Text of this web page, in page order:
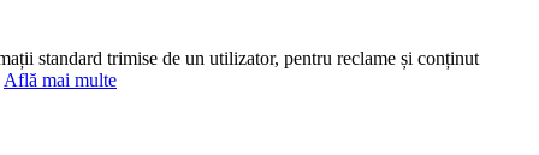
standard trimise de un utilizator, pentru reclame și conținut
Află mai multe